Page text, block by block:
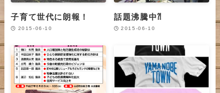
子育て世代に朗報！
2015-06-10
話題沸騰中⁈
2015-06-10